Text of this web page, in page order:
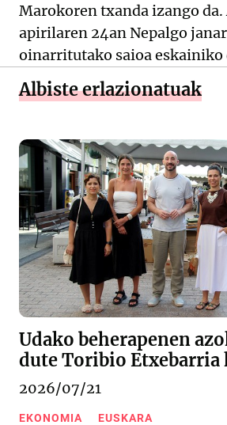
Marokoren txanda izango
apirilaren 24an Nepalgo
oinarritutako saioa eskainiko
Albiste erlazionatuak
Udako beherapenen
dute Toribio Etxebarria
2026/07/21
EKONOMIA EUSKARA